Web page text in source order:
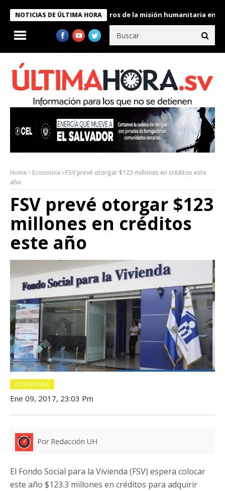
NOTICIAS DE ÚLTIMA HORA
Bukele condecora a miembros de la misión humanitaria enviada
Home Economía
FSV prevé otorgar $123 millones en créditos este
año
FSV prevé otorgar $123
millones en créditos
este año
ECONOMÍA
Ene 09, 2017, 23:03 Pm
Por Redacción UH
El Fondo Social para la Vivienda (FSV) espera colocar
este año $123.3 millones en créditos para adquirir